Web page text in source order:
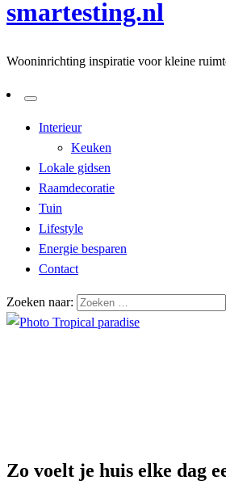
smartesting.nl
Wooninrichting inspiratie voor kleine
Interieur
Keuken
Lokale gidsen
Raamdecoratie
Tuin
Lifestyle
Energie besparen
Contact
Zoeken naar:
Zo voelt je huis elke dag